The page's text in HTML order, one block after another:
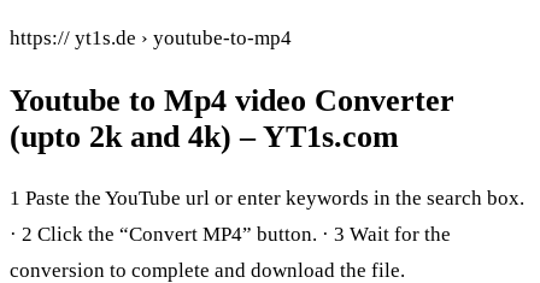
https:// yt1s.de › youtube-to-mp4
Youtube to Mp4 video Converter
(upto 2k and 4k) – YT1s.com
1 Paste the YouTube url or enter keywords in the search box.
· 2 Click the “Convert MP4” button. · 3 Wait for the
conversion to complete and download the file.